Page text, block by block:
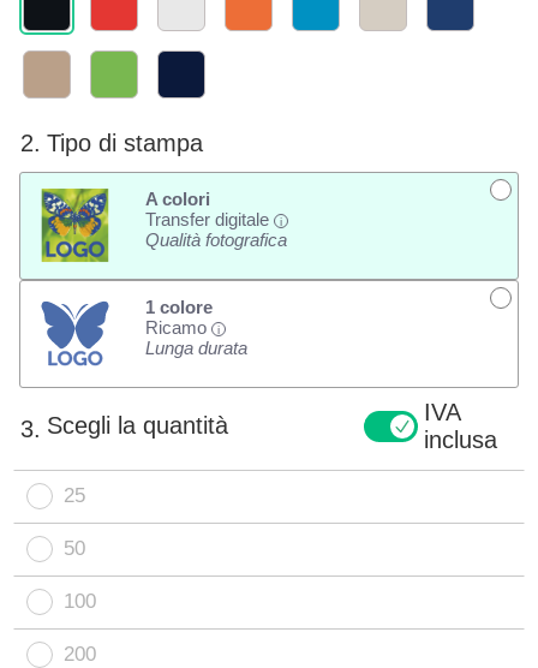
2. Tipo di stampa
A colori
Transfer digitale
i
Qualità fotografica
1 colore
Ricamo
i
Lunga durata
3. Scegli la quantità
IVA
inclusa
25
50
100
200